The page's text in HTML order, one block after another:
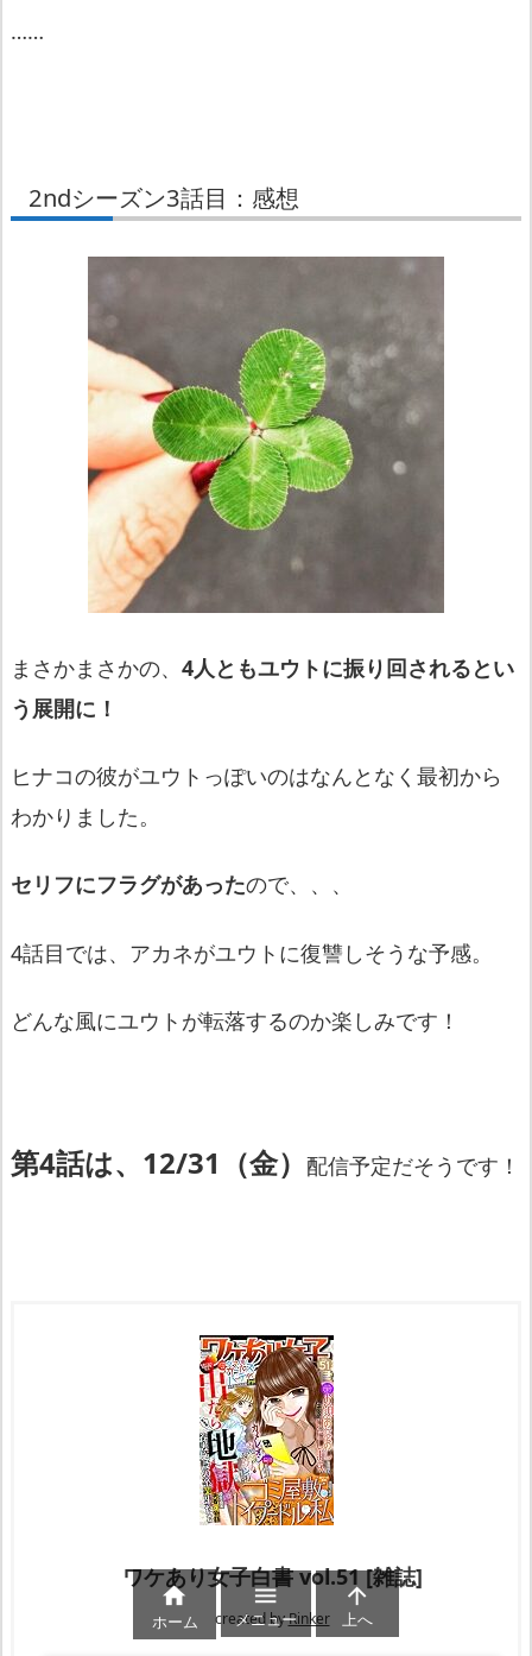
……
2ndシーズン3話目：感想
まさかまさかの、 4人ともユウトに振り回されるとい
う展開に！
ヒナコの彼がユウトっぽいのはなんとなく最初から
わかりました。
セリフにフラグがあったので、、、
4話目では、アカネがユウトに復讐しそうな予感。
どんな風にユウトが転落するのか楽しみです！
第4話は、12/31（金） 配信予定だそうです！
ワケあり女子白書 vol.51 [雑誌]
created byRinker

ホーム

メニュー

上へ